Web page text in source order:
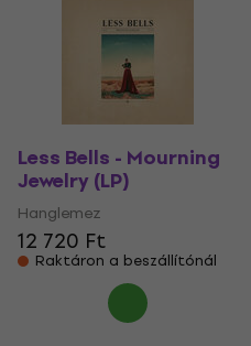
Less Bells - Mourning
Jewelry (LP)
Hanglemez
12 720 Ft
Raktáron a beszállítónál